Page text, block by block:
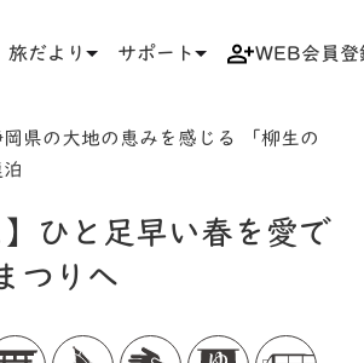
旅だより サポート WEB会員登
県の大地の恵みを感じる 「柳生の
】ひと足早い春を愛で
つりへ